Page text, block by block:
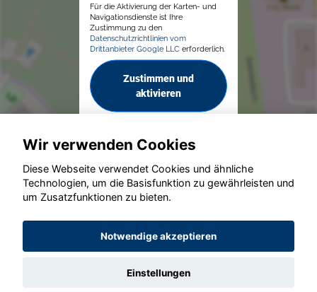
Für die Aktivierung der Karten- und
Navigationsdienste ist Ihre
Zustimmung zu den
Datenschutzrichtlinien vom
Drittanbieter Google LLC erforderlich.
Zustimmen und
aktivieren
© konjunkturmotor.de GmbH 2020 - 2026
Wir verwenden Cookies
Diese Webseite verwendet Cookies und ähnliche
Technologien, um die Basisfunktion zu gewährleisten und
um Zusatzfunktionen zu bieten.
Notwendige akzeptieren
Einstellungen